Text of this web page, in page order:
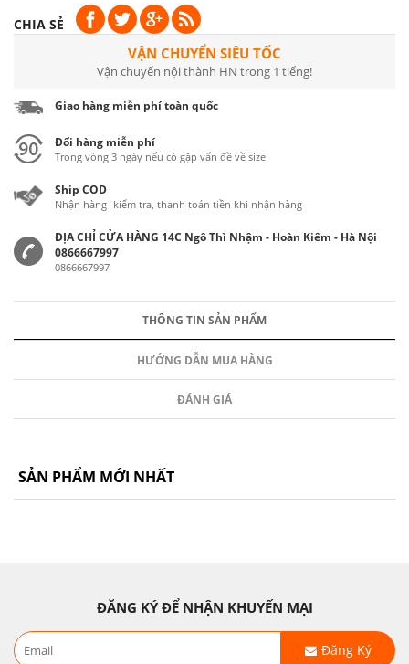
CHIA SẺ
VẬN CHUYỂN SIÊU TỐC
Vận chuyển nội thành HN trong 1 tiếng!
Giao hàng miễn phí toàn quốc
Đổi hàng miễn phí
Trong vòng 3 ngày nếu có gặp vấn đề về size
Ship COD
Nhận hàng- kiểm tra, thanh toán tiền khi nhận hàng
ĐỊA CHỈ CỬA HÀNG 14C Ngô Thì Nhậm - Hoàn Kiếm - Hà Nội
0866667997
0866667997
THÔNG TIN SẢN PHẨM
HƯỚNG DẪN MUA HÀNG
ĐÁNH GIÁ
SẢN PHẨM MỚI NHẤT
ĐĂNG KÝ ĐỂ NHẬN KHUYẾN MẠI
Đăng Ký